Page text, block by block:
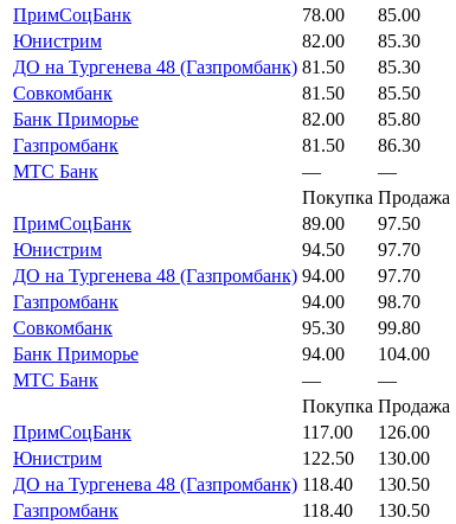
ПримСоцБанк
78.00
85.00
Юнистрим
82.00
85.30
ДО на Тургенева 48 (Газпромбанк) 81.50
85.30
Совкомбанк
81.50
85.50
Банк Приморье
82.00
85.80
Газпромбанк
81.50
86.30
МТС Банк
—
—
Покупка Продажа
ПримСоцБанк
89.00
97.50
Юнистрим
94.50
97.70
ДО на Тургенева 48 (Газпромбанк) 94.00
97.70
Газпромбанк
94.00
98.70
Совкомбанк
95.30
99.80
Банк Приморье
94.00
104.00
МТС Банк
—
—
Покупка Продажа
ПримСоцБанк
117.00
126.00
Юнистрим
122.50
130.00
ДО на Тургенева 48 (Газпромбанк) 118.40
130.50
Газпромбанк
118.40
130.50